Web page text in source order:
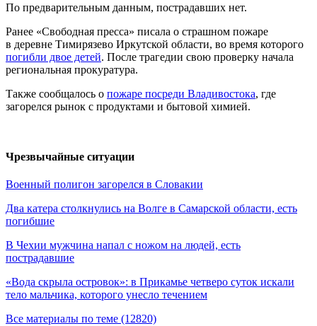
По предварительным данным, пострадавших нет.
Ранее «Свободная пресса» писала о страшном пожаре
в деревне Тимирязево Иркутской области, во время которого
погибли двое детей. После трагедии свою проверку начала
региональная прокуратура.
Также сообщалось о пожаре посреди Владивостока, где
загорелся рынок с продуктами и бытовой химией.
Чрезвычайные ситуации
Военный полигон загорелся в Словакии
Два катера столкнулись на Волге в Самарской области, есть
погибшие
В Чехии мужчина напал с ножом на людей, есть
пострадавшие
«Вода скрыла островок»: в Прикамье четверо суток искали
тело мальчика, которого унесло течением
Все материалы по теме (12820)